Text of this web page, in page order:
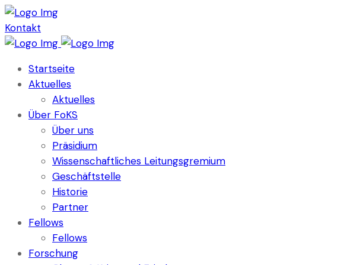
Kontakt
Startseite
Aktuelles
Aktuelles
Über FoKS
Über uns
Präsidium
Wissenschaftliches Leitungsgremium
Geschäftstelle
Historie
Partner
Fellows
Fellows
Forschung